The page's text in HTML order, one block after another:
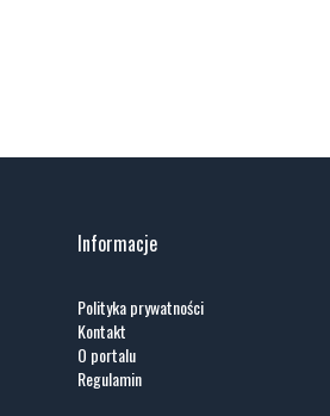
Informacje
Polityka prywatności
Kontakt
O portalu
Regulamin